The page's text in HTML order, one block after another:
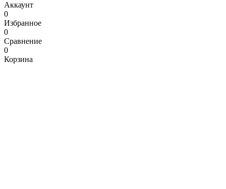
Аккаунт
0
Избранное
0
Сравнение
0
Корзина